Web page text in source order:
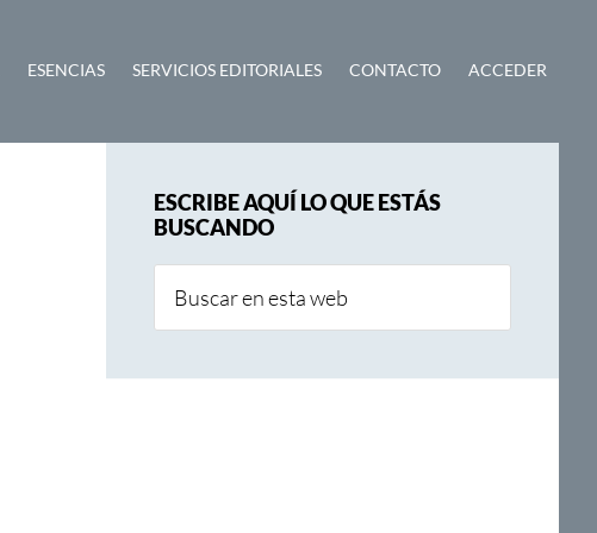
ESENCIAS SERVICIOS EDITORIALES CONTACTO ACCEDER
lateral
principal
ESCRIBE AQUÍ LO QUE ESTÁS
BUSCANDO